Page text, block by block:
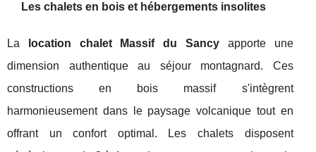
Les chalets en bois et hébergements insolites
La location chalet Massif du Sancy apporte une
dimension authentique au séjour montagnard. Ces
constructions en bois massif s'intègrent
harmonieusement dans le paysage volcanique tout en
offrant un confort optimal. Les chalets disposent